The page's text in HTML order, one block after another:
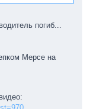
погиб...
Мерсе на